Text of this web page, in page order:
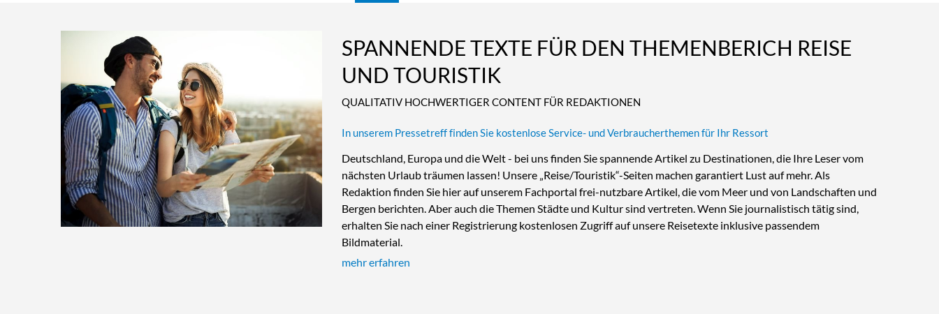
SPANNENDE TEXTE FÜR DEN THEMENBERICH REISE
UND TOURISTIK
QUALITATIV HOCHWERTIGER CONTENT FÜR REDAKTIONEN
In unserem Pressetreff finden Sie kostenlose Service- und Verbraucherthemen für Ihr Ressort
Deutschland, Europa und die Welt - bei uns finden Sie spannende Artikel zu Destinationen, die Ihre Leser vom
nächsten Urlaub träumen lassen! Unsere „Reise/Touristik“-Seiten machen garantiert Lust auf mehr. Als
Redaktion finden Sie hier auf unserem Fachportal frei-nutzbare Artikel, die vom Meer und von Landschaften und
Bergen berichten. Aber auch die Themen Städte und Kultur sind vertreten. Wenn Sie journalistisch tätig sind,
erhalten Sie nach einer Registrierung kostenlosen Zugriff auf unsere Reisetexte inklusive passendem
Bildmaterial.
mehr erfahren